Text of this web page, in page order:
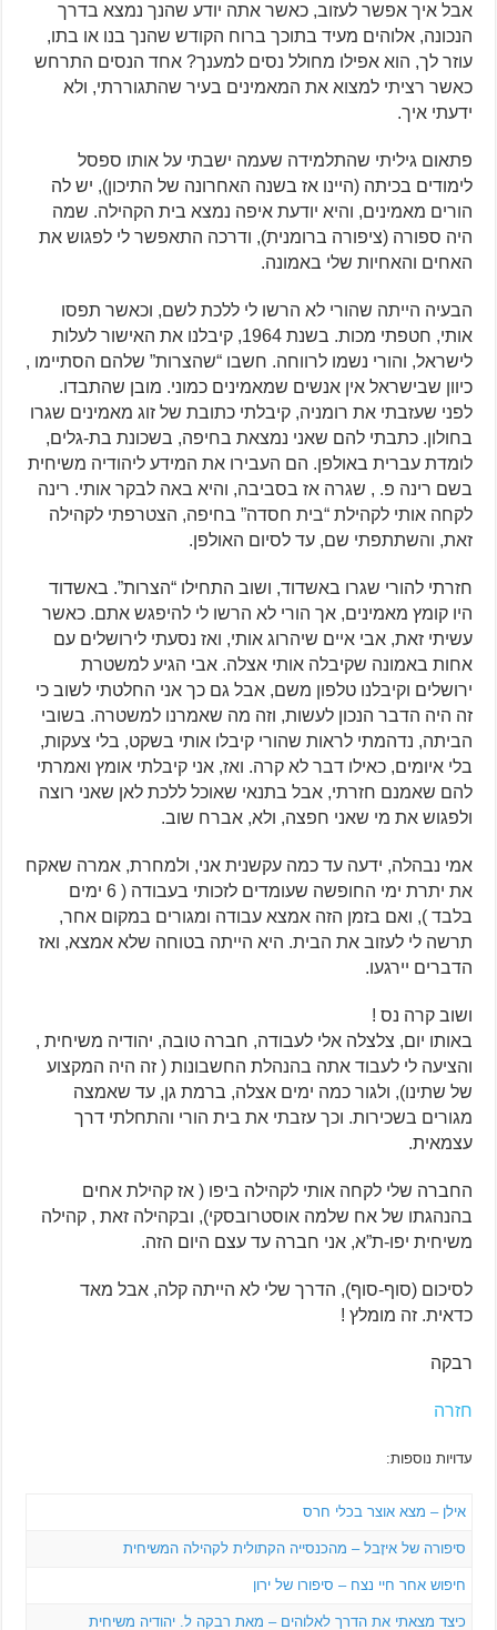
אבל איך אפשר לעזוב, כאשר אתה יודע שהנך נמצא בדרך
הנכונה, אלוהים מעיד בתוכך ברוח הקודש שהנך בנו או בתו,
עוזר לך, הוא אפילו מחולל נסים למענך? אחד הנסים התרחש
כאשר רציתי למצוא את המאמינים בעיר שהתגוררתי, ולא
ידעתי איך.
פתאום גיליתי שהתלמידה שעמה ישבתי על אותו ספסל
לימודים בכיתה (היינו אז בשנה האחרונה של התיכון), יש לה
הורים מאמינים, והיא יודעת איפה נמצא בית הקהילה. שמה
היה ספורה (ציפורה ברומנית), ודרכה התאפשר לי לפגוש את
האחים והאחיות שלי באמונה.
הבעיה הייתה שהורי לא הרשו לי ללכת לשם, וכאשר תפסו
אותי, חטפתי מכות. בשנת 1964, קיבלנו את האישור לעלות
לישראל, והורי נשמו לרווחה. חשבו “שהצרות” שלהם הסתיימו ,
כיוון שבישראל אין אנשים שמאמינים כמוני. מובן שהתבדו.
לפני שעזבתי את רומניה, קיבלתי כתובת של זוג מאמינים שגרו
בחולון. כתבתי להם שאני נמצאת בחיפה, בשכונת בת-גלים,
לומדת עברית באולפן. הם העבירו את המידע ליהודיה משיחית
בשם רינה פ. , שגרה אז בסביבה, והיא באה לבקר אותי. רינה
לקחה אותי לקהילת “בית חסדה” בחיפה, הצטרפתי לקהילה
זאת, והשתתפתי שם, עד לסיום האולפן.
חזרתי להורי שגרו באשדוד, ושוב התחילו “הצרות”. באשדוד
היו קומץ מאמינים, אך הורי לא הרשו לי להיפגש אתם. כאשר
עשיתי זאת, אבי איים שיהרוג אותי, ואז נסעתי לירושלים עם
אחות באמונה שקיבלה אותי אצלה. אבי הגיע למשטרת
ירושלים וקיבלנו טלפון משם, אבל גם כך אני החלטתי לשוב כי
זה היה הדבר הנכון לעשות, וזה מה שאמרנו למשטרה. בשובי
הביתה, נדהמתי לראות שהורי קיבלו אותי בשקט, בלי צעקות,
בלי איומים, כאילו דבר לא קרה. ואז, אני קיבלתי אומץ ואמרתי
להם שאמנם חזרתי, אבל בתנאי שאוכל ללכת לאן שאני רוצה
ולפגוש את מי שאני חפצה, ולא, אברח שוב.
אמי נבהלה, ידעה עד כמה עקשנית אני, ולמחרת, אמרה שאקח
את יתרת ימי החופשה שעומדים לזכותי בעבודה ( 6 ימים
בלבד ), ואם בזמן הזה אמצא עבודה ומגורים במקום אחר,
תרשה לי לעזוב את הבית. היא הייתה בטוחה שלא אמצא, ואז
הדברים יירגעו.
ושוב קרה נס !
באותו יום, צלצלה אלי לעבודה, חברה טובה, יהודיה משיחית ,
והציעה לי לעבוד אתה בהנהלת החשבונות ( זה היה המקצוע
של שתינו), ולגור כמה ימים אצלה, ברמת גן, עד שאמצה
מגורים בשכירות. וכך עזבתי את בית הורי והתחלתי דרך
עצמאית.
החברה שלי לקחה אותי לקהילה ביפו ( אז קהילת אחים
בהנהגתו של אח שלמה אוסטרובסקי), ובקהילה זאת , קהילה
משיחית יפו-ת”א, אני חברה עד עצם היום הזה.
לסיכום (סוף-סוף), הדרך שלי לא הייתה קלה, אבל מאד
כדאית. זה מומלץ !
רבקה
חזרה
עדויות נוספות:
אילן – מצא אוצר בכלי חרס
סיפורה של איזָבל – מהכנסייה הקתולית לקהילה המשיחית
חיפוש אחר חיי נצח – סיפורו של ירון
כיצד מצאתי את הדרך לאלוהים – מאת רבקה ל. יהודיה משיחית